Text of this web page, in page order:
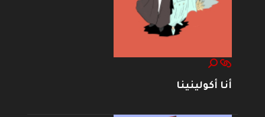
أنا أكولينينا